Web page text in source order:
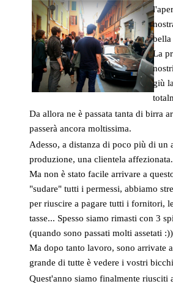
bella
La
giù
Da allora ne è passata tanta di birra
passerà ancora moltissima.
Adesso, a distanza di poco più di
produzione, una clientela
Ma non è stato facile arrivare a
"sudare" tutti i permessi, abbiamo
per riuscire a pagare tutti i fornitori,
tasse... Spesso siamo rimasti con 3
(quando sono passati molti assetati
Ma dopo tanto lavoro, sono arrivate
grande di tutte è vedere i vostri
Quest'anno siamo finalmente